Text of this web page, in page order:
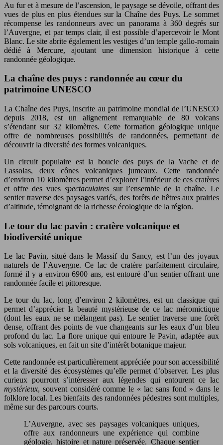
Au fur et à mesure de l’ascension, le paysage se dévoile, offrant des
vues de plus en plus étendues sur la Chaîne des Puys. Le sommet
récompense les randonneurs avec un panorama à 360 degrés sur
l’Auvergne, et par temps clair, il est possible d’apercevoir le Mont
Blanc. Le site abrite également les vestiges d’un temple gallo-romain
dédié à Mercure, ajoutant une dimension historique à cette
randonnée géologique.
La chaîne des puys : randonnée au cœur du
patrimoine UNESCO
La Chaîne des Puys, inscrite au patrimoine mondial de l’UNESCO
depuis 2018, est un alignement remarquable de 80 volcans
s’étendant sur 32 kilomètres. Cette formation géologique unique
offre de nombreuses possibilités de randonnées, permettant de
découvrir la diversité des formes volcaniques.
Un circuit populaire est la boucle des puys de la Vache et de
Lassolas, deux cônes volcaniques jumeaux. Cette randonnée
d’environ 10 kilomètres permet d’explorer l’intérieur de ces cratères
et offre des vues spectaculaires sur l’ensemble de la chaîne. Le
sentier traverse des paysages variés, des forêts de hêtres aux prairies
d’altitude, témoignant de la richesse écologique de la région.
Le tour du lac pavin : cratère volcanique et
biodiversité unique
Le lac Pavin, situé dans le Massif du Sancy, est l’un des joyaux
naturels de l’Auvergne. Ce lac de cratère parfaitement circulaire,
formé il y a environ 6900 ans, est entouré d’un sentier offrant une
randonnée facile et pittoresque.
Le tour du lac, long d’environ 2 kilomètres, est un classique qui
permet d’apprécier la beauté mystérieuse de ce lac méromictique
(dont les eaux ne se mélangent pas). Le sentier traverse une forêt
dense, offrant des points de vue changeants sur les eaux d’un bleu
profond du lac. La flore unique qui entoure le Pavin, adaptée aux
sols volcaniques, en fait un site d’intérêt botanique majeur.
Cette randonnée est particulièrement appréciée pour son accessibilité
et la diversité des écosystèmes qu’elle permet d’observer. Les plus
curieux pourront s’intéresser aux légendes qui entourent ce lac
mystérieux, souvent considéré comme le « lac sans fond » dans le
folklore local. Les bienfaits des randonnées pédestres sont multiples,
même sur des parcours courts.
L’Auvergne, avec ses paysages volcaniques uniques,
offre aux randonneurs une expérience qui combine
géologie, histoire et nature préservée. Chaque sentier